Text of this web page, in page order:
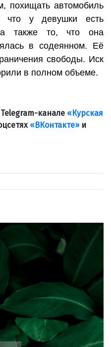
похищать автомобиль
что у девушки есть
а также то, что она
в содеянном. Её
свободы. Иск
в полном объеме.
канале «Курская
«ВКонтакте»и